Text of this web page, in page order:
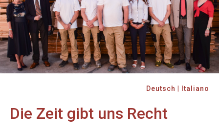
Deutsch Italiano
Die Zeit gibt uns Recht